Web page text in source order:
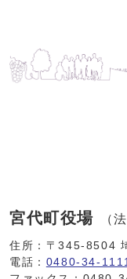
宮代町役場 （
住所：〒345-8504
電話： 0480-34-1111